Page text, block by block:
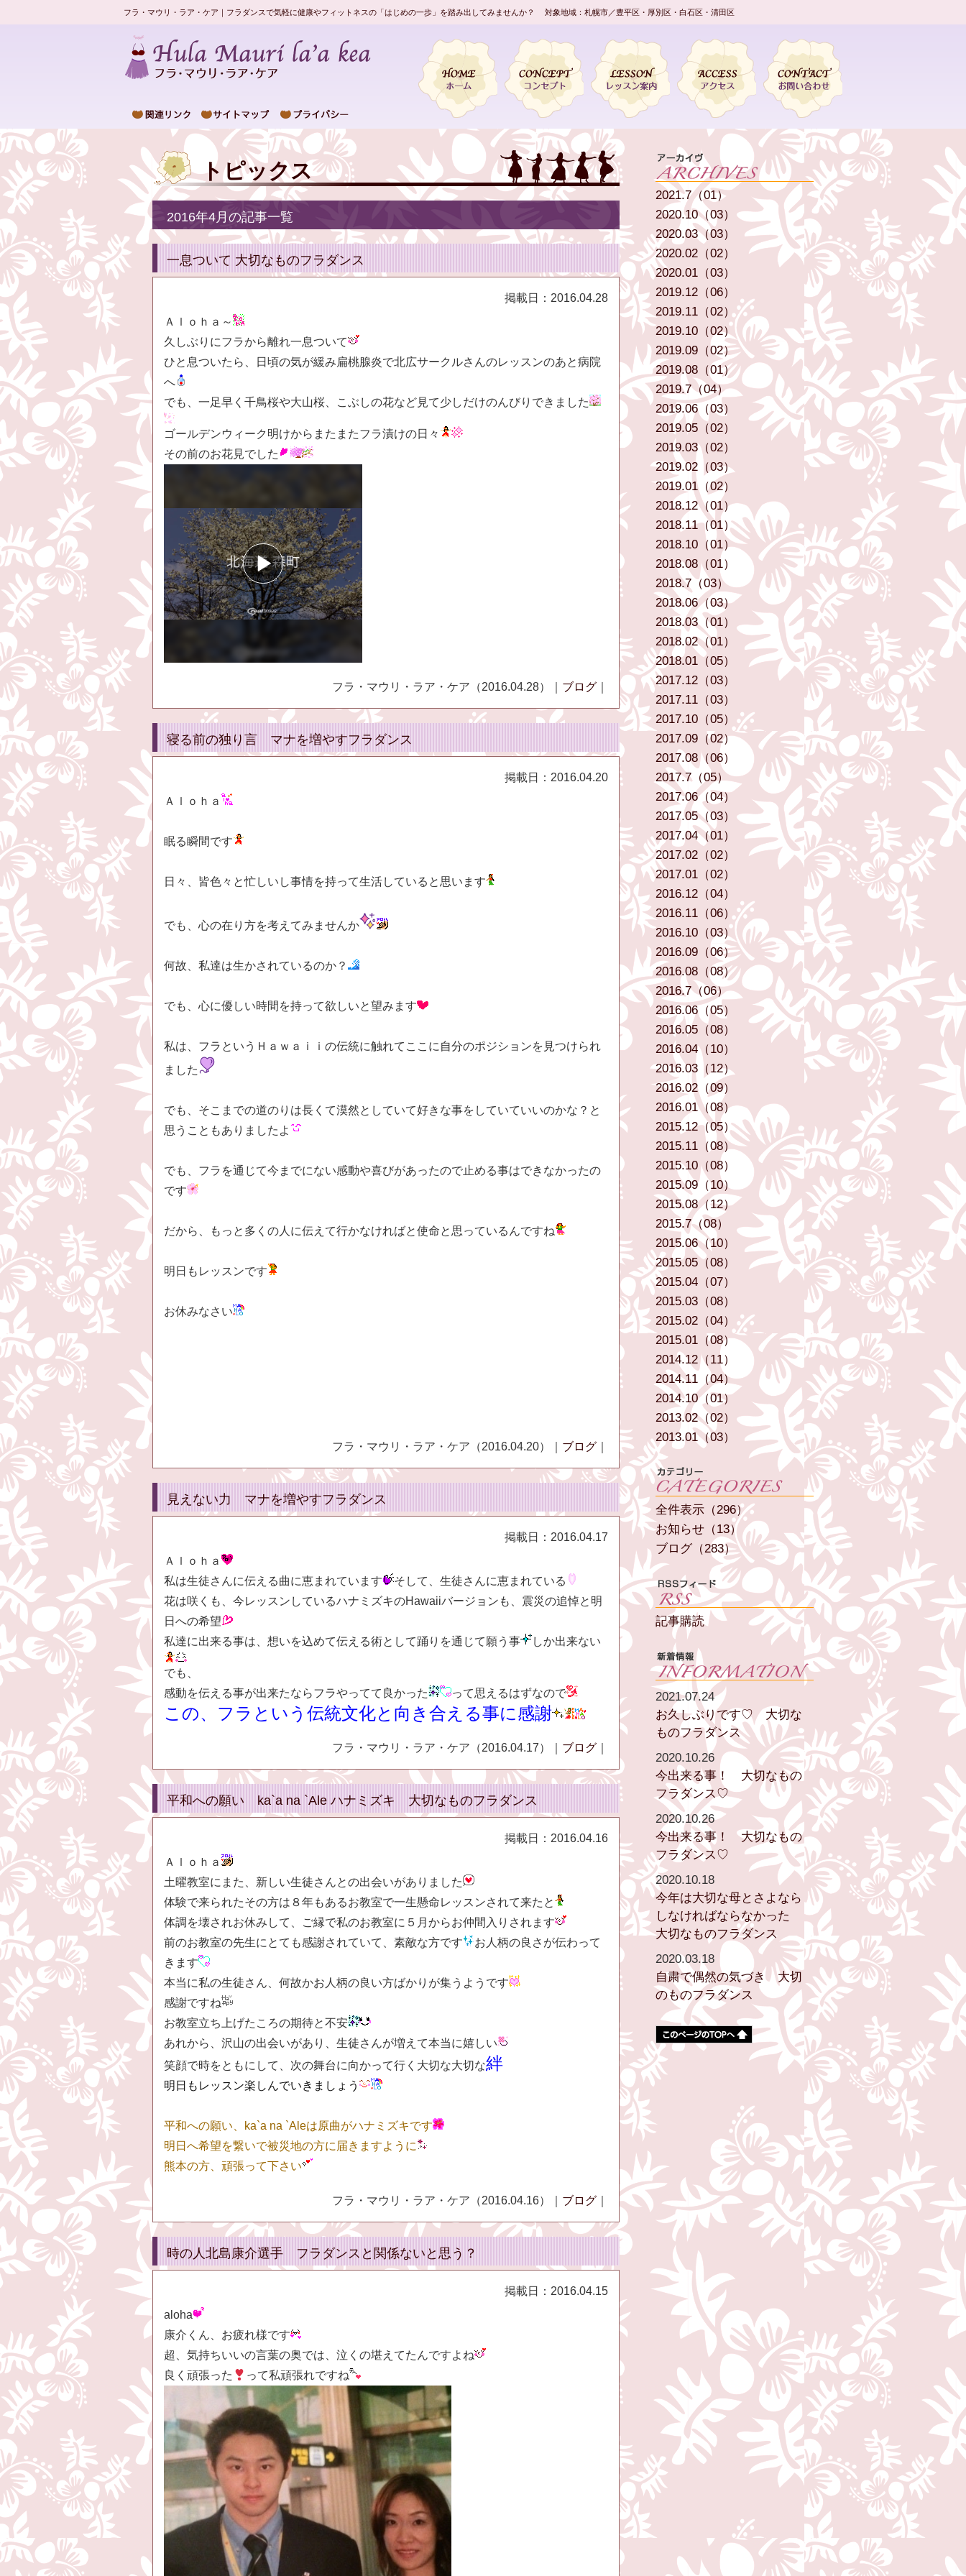
フラ・マウリ・ラア・ケア｜フラダンスで気軽に健康やフィットネスの「はじめの一歩」を踏み出してみませんか？ 対象地域：札幌市／豊平区・厚別区・白石区・清田区
トピックス
2016年4月の記事一覧
一息ついて 大切なものフラダンス
掲載日： 2016.04.28
Ａｌｏｈａ～
久しぶりにフラから離れ一息ついて
ひと息ついたら、日頃の気が緩み扁桃腺炎で北広サークルさんのレッスンのあと病院
へ
でも、一足早く千鳥桜や大山桜、こぶしの花など見て少しだけのんびりできました
ゴールデンウィーク明けからまたまたフラ漬けの日々
その前のお花見でした
フラ・マウリ・ラア・ケア（2016.04.28）｜ ブログ
寝る前の独り言 マナを増やすフラダンス
掲載日： 2016.04.20
Ａｌｏｈａ
眠る瞬間です
日々、皆色々と忙しいし事情を持って生活していると思います
でも、心の在り方を考えてみませんか
何故、私達は生かされているのか？
でも、心に優しい時間を持って欲しいと望みます
私は、フラというＨａｗａｉｉの伝統に触れてここに自分のポジションを見つけられ
ました
でも、そこまでの道のりは長くて漠然としていて好きな事をしていていいのかな？と
思うこともありましたよ
でも、フラを通じて今までにない感動や喜びがあったので止める事はできなかったの
です
だから、もっと多くの人に伝えて行かなければと使命と思っているんですね
明日もレッスンです
お休みなさい
フラ・マウリ・ラア・ケア（2016.04.20）｜ ブログ
見えない力 マナを増やすフラダンス
掲載日： 2016.04.17
Ａｌｏｈａ
私は生徒さんに伝える曲に恵まれています
そして、生徒さんに恵まれている
花は咲くも、今レッスンしているハナミズキのHawaiiバージョンも、震災の追悼と明
日への希望
私達に出来る事は、想いを込めて伝える術として踊りを通じて願う事
しか出来ない
でも、
感動を伝える事が出来たならフラやってて良かった
って思えるはずなので
この、フラという伝統文化と向き合える事に感謝
フラ・マウリ・ラア・ケア（2016.04.17）｜ ブログ
平和への願い ka`a na `Ale ハナミズキ 大切なものフラダンス
掲載日： 2016.04.16
Ａｌｏｈａ
土曜教室にまた、新しい生徒さんとの出会いがありました
体験で来られたその方は８年もあるお教室で一生懸命レッスンされて来たと
体調を壊されお休みして、ご縁で私のお教室に５月からお仲間入りされます
前のお教室の先生にとても感謝されていて、素敵な方です
お人柄の良さが伝わって
きます
本当に私の生徒さん、何故かお人柄の良い方ばかりが集うようです
感謝ですね
お教室立ち上げたころの期待と不安
あれから、沢山の出会いがあり、生徒さんが増えて本当に嬉しい
笑顔で時をともにして、次の舞台に向かって行く大切な大切な絆
明日もレッスン楽しんでいきましょう
平和への願い、ka`a na `Aleは原曲がハナミズキです
明日へ希望を繋いで被災地の方に届きますように
熊本の方、頑張って下さい
フラ・マウリ・ラア・ケア（2016.04.16）｜ ブログ
時の人北島康介選手 フラダンスと関係ないと思う？
掲載日： 2016.04.15
aloha
康介くん、お疲れ様です
超、気持ちいいの言葉の奥では、泣くの堪えてたんですよね
良く頑張った
って私頑張れですね
2021.7（01）
2020.10（03）
2020.03（03）
2020.02（02）
2020.01（03）
2019.12（06）
2019.11（02）
2019.10（02）
2019.09（02）
2019.08（01）
2019.7（04）
2019.06（03）
2019.05（02）
2019.03（02）
2019.02（03）
2019.01（02）
2018.12（01）
2018.11（01）
2018.10（01）
2018.08（01）
2018.7（03）
2018.06（03）
2018.03（01）
2018.02（01）
2018.01（05）
2017.12（03）
2017.11（03）
2017.10（05）
2017.09（02）
2017.08（06）
2017.7（05）
2017.06（04）
2017.05（03）
2017.04（01）
2017.02（02）
2017.01（02）
2016.12（04）
2016.11（06）
2016.10（03）
2016.09（06）
2016.08（08）
2016.7（06）
2016.06（05）
2016.05（08）
2016.04（10）
2016.03（12）
2016.02（09）
2016.01（08）
2015.12（05）
2015.11（08）
2015.10（08）
2015.09（10）
2015.08（12）
2015.7（08）
2015.06（10）
2015.05（08）
2015.04（07）
2015.03（08）
2015.02（04）
2015.01（08）
2014.12（11）
2014.11（04）
2014.10（01）
2013.02（02）
2013.01（03）
全件表示（296）
お知らせ（13）
ブログ（283）
記事購読
2021.07.24
お久しぶりです♡ 大切な
ものフラダンス
2020.10.26
今出来る事！ 大切なもの
フラダンス♡
2020.10.26
今出来る事！ 大切なもの
フラダンス♡
2020.10.18
今年は大切な母とさよなら
しなければならなかった
大切なものフラダンス
2020.03.18
自粛で偶然の気づき 大切
のものフラダンス